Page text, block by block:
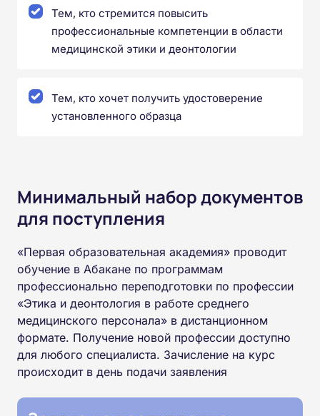
Тем, кто стремится повысить
профессиональные компетенции в области
медицинской этики и деонтологии
Тем, кто хочет получить удостоверение
установленного образца
Минимальный набор документов
для поступления
«Первая образовательная академия» проводит
обучение в Абакане по программам
профессионально переподготовки по профессии
«Этика и деонтология в работе среднего
медицинского персонала» в дистанционном
формате. Получение новой профессии доступно
для любого специалиста. Зачисление на курс
происходит в день подачи заявления